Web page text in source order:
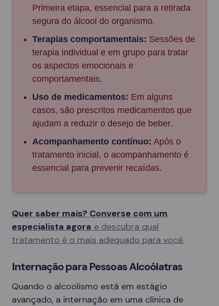
Primeira etapa, essencial para a retirada
segura do álcool do organismo.
Terapias comportamentais: Sessões de
terapia individual e em grupo para tratar
os aspectos emocionais e
comportamentais.
Uso de medicamentos: Em alguns
casos, são prescritos medicamentos que
ajudam a reduzir o desejo de beber.
Acompanhamento contínuo: Após o
tratamento inicial, o acompanhamento é
essencial para prevenir recaídas.
Quer saber mais? Converse com um
especialista agora e descubra qual
tratamento é o mais adequado para você.
Internação para Pessoas Alcoólatras
Quando o alcoolismo está em estágio
avançado, a internação em uma clínica de